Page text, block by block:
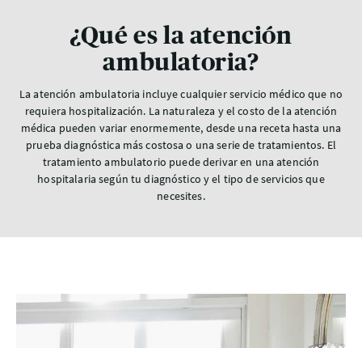
¿Qué es la atención
ambulatoria?
La atención ambulatoria incluye cualquier servicio médico que no
requiera hospitalización. La naturaleza y el costo de la atención
médica pueden variar enormemente, desde una receta hasta una
prueba diagnóstica más costosa o una serie de tratamientos. El
tratamiento ambulatorio puede derivar en una atención
hospitalaria según tu diagnóstico y el tipo de servicios que
necesites.